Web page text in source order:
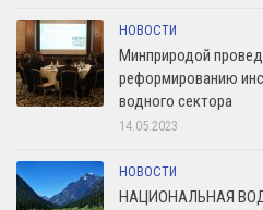
НОВОСТИ
Минприродой
реформированию
водного сектора
14.05.2023
НОВОСТИ
НАЦИОНАЛЬНАЯ